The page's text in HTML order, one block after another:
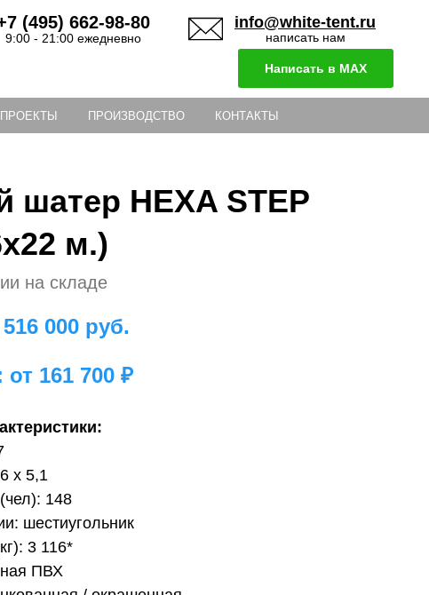
(495) 662-98-80
9:00 - 21:00 ежедневно
info@white-tent.ru
написать нам
Написать в MAX
ПРОЕКТЫ ПРОИЗВОДСТВО КОНТАКТЫ
шатер HEXA STEP
м.)
на складе
000 руб.
от 161 700 ₽
х 5,1
148
шестиугольник
3 116*
ПВХ